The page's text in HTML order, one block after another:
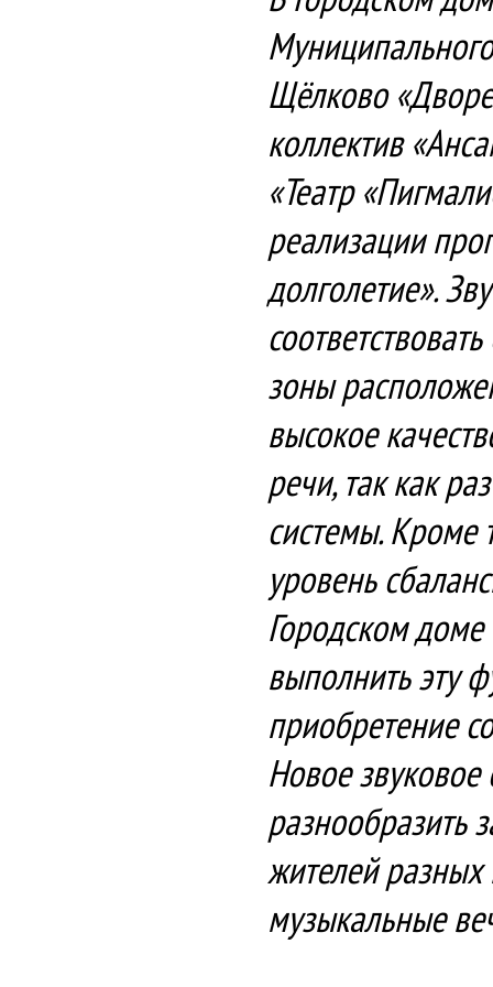
Щёлково
коллектив
«Театр
реализации
долголетие».
зоны
высокое
речи, так как
системы. Кроме
уровень
Городском
выполнить эту
приобретение
Новое
разнообразить
жителей разных
музыкальные